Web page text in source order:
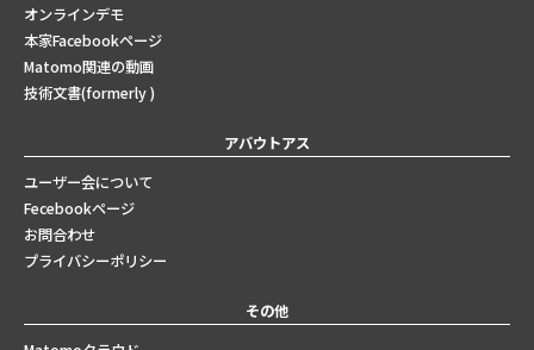
オンラインデモ
本家Facebookページ
Matomo関連の動画
技術文書(formerly )
アバウトアス
ユーザー会について
Fecebookページ
お問合わせ
プライバシーポリシー
その他